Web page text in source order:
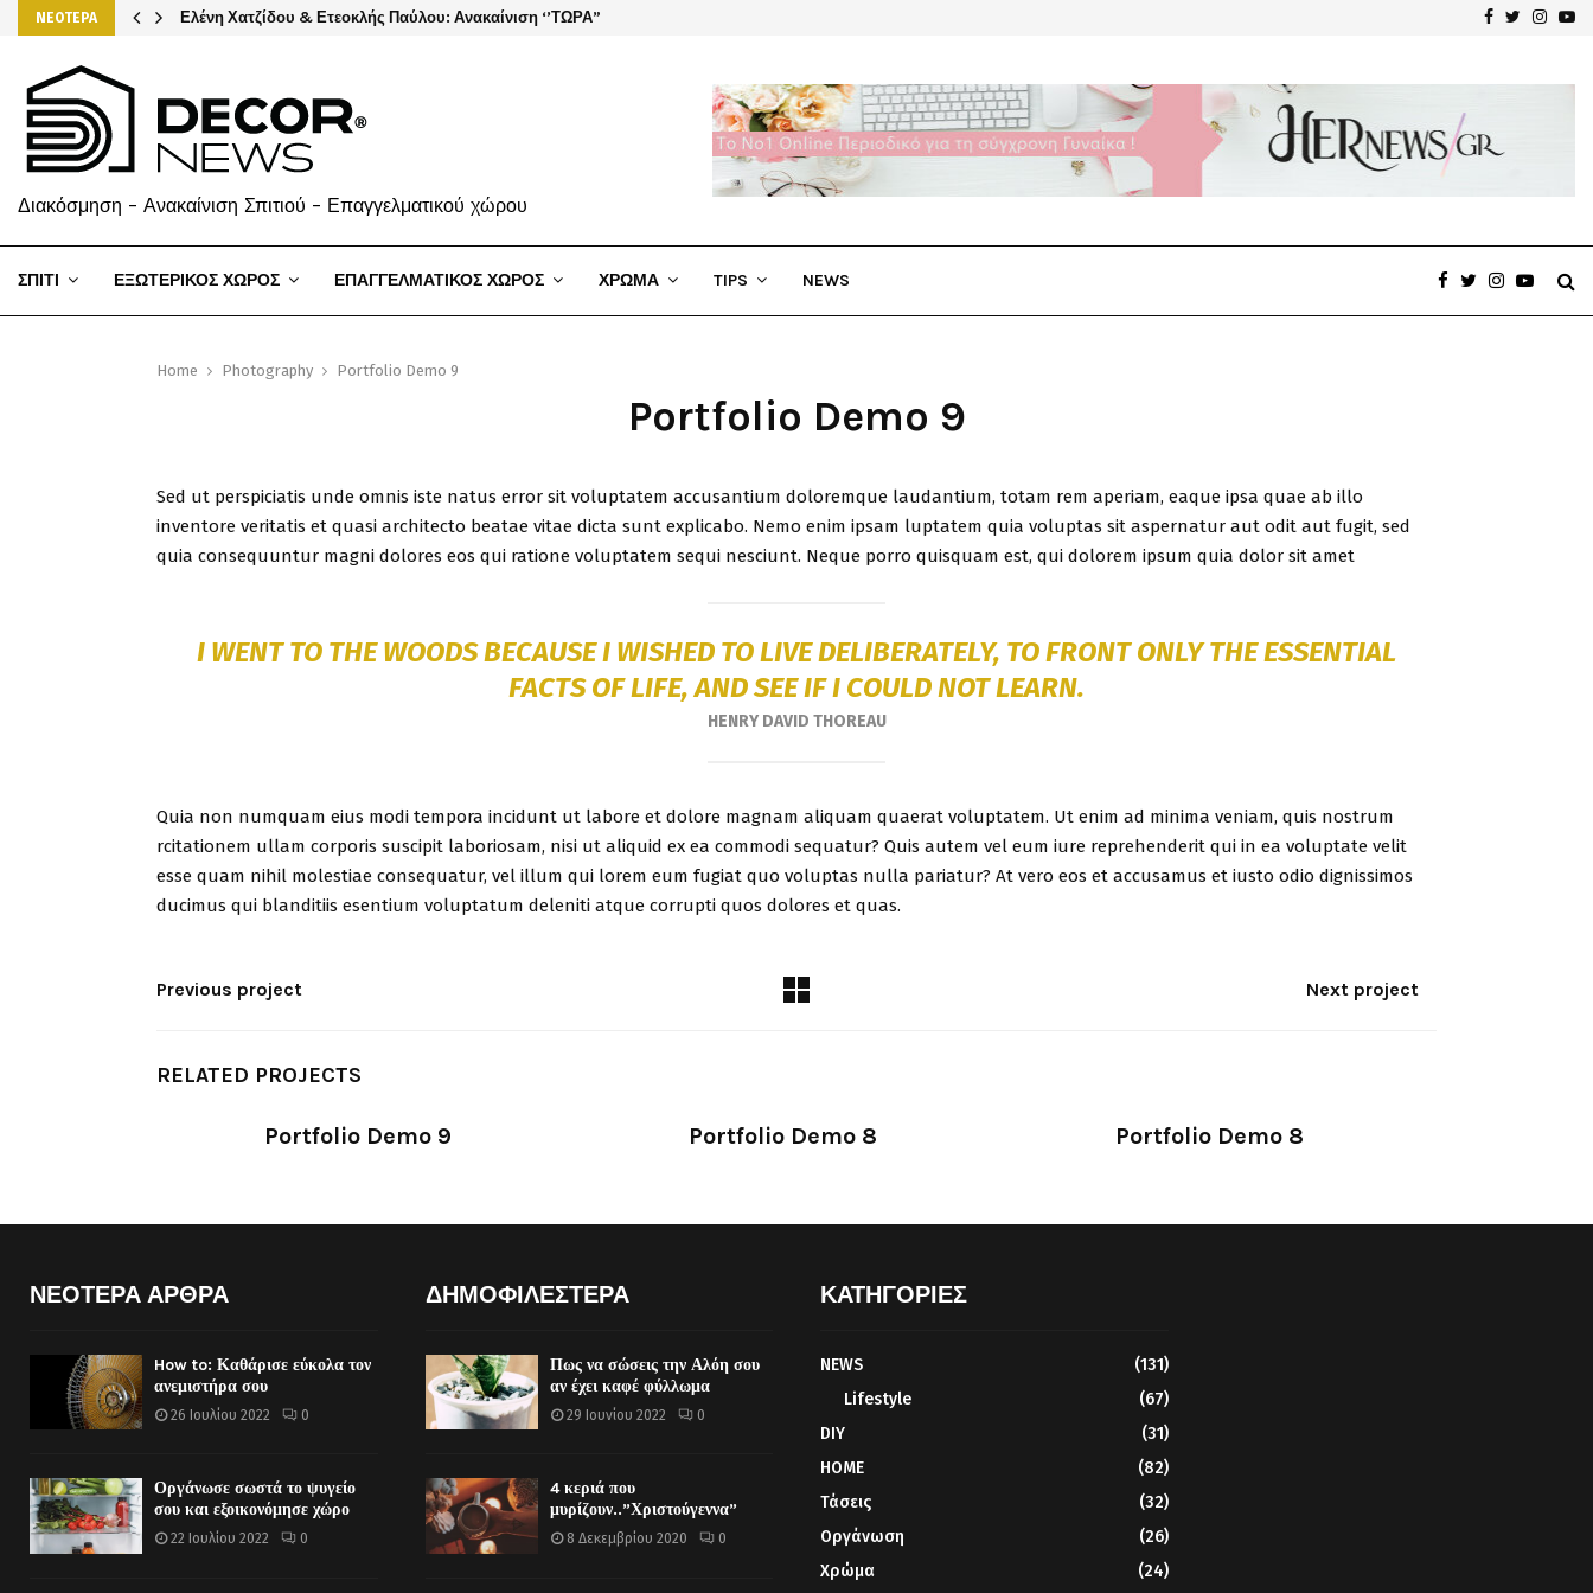
ΝΕΟΤΕΡΑ Ελένη Χατζίδου & Ετεοκλής Παύλου: Ανακαίνιση ‘’ΤΩΡΑ” Facebook
Twitter
Διακόσμηση - Ανακαίνιση Σπιτιού - Επαγγελματικού χώρου
ΣΠΙΤΙ ΕΞΩΤΕΡΙΚΟΣ ΧΩΡΟΣ ΕΠΑΓΓΕΛΜΑΤΙΚΟΣ ΧΩΡΟΣ ΧΡΩΜΑ TIPS NEWS
Home Photography Portfolio Demo 9
Portfolio Demo 9
Sed ut perspiciatis unde omnis iste natus error sit voluptatem accusantium doloremque laudantium, totam rem aperiam, eaque ipsa quae ab illo
inventore veritatis et quasi architecto beatae vitae dicta sunt explicabo. Nemo enim ipsam luptatem quia voluptas sit aspernatur aut odit aut fugit, sed
quia consequuntur magni dolores eos qui ratione voluptatem sequi nesciunt. Neque porro quisquam est, qui dolorem ipsum quia dolor sit amet
I WENT TO THE WOODS BECAUSE I WISHED TO LIVE DELIBERATELY, TO FRONT ONLY THE ESSENTIAL
FACTS OF LIFE, AND SEE IF I COULD NOT LEARN.
HENRY DAVID THOREAU
Quia non numquam eius modi tempora incidunt ut labore et dolore magnam aliquam quaerat voluptatem. Ut enim ad minima veniam, quis nostrum
rcitationem ullam corporis suscipit laboriosam, nisi ut aliquid ex ea commodi sequatur? Quis autem vel eum iure reprehenderit qui in ea voluptate velit
esse quam nihil molestiae consequatur, vel illum qui lorem eum fugiat quo voluptas nulla pariatur? At vero eos et accusamus et iusto odio dignissimos
ducimus qui blanditiis esentium voluptatum deleniti atque corrupti quos dolores et quas.
Previous project Next project
RELATED PROJECTS
Portfolio Demo 9 Portfolio Demo 8 Portfolio Demo 8
ΝΕΟΤΕΡΑ ΑΡΘΡΑ
How to: Καθάρισε εύκολα τον
ανεμιστήρα σου
26 Ιουλίου 2022 0
Οργάνωσε σωστά το ψυγείο
σου και εξοικονόμησε χώρο
22 Ιουλίου 2022 0
ΔΗΜΟΦΙΛΕΣΤΕΡΑ
Πως να σώσεις την Αλόη σου
αν έχει καφέ φύλλωμα
29 Ιουνίου 2022 0
4 κεριά που
μυρίζουν..”Χριστούγεννα”
8 Δεκεμβρίου 2020 0
ΚΑΤΗΓΟΡΙΕΣ
NEWS
(131)
Lifestyle
(67)
DIY
(31)
HOME
(82)
Τάσεις
(32)
Οργάνωση
(26)
Χρώμα
(24)